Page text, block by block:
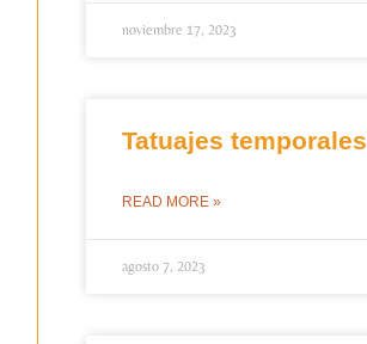
noviembre 17, 2023
Tatuajes temporales
READ MORE »
agosto 7, 2023